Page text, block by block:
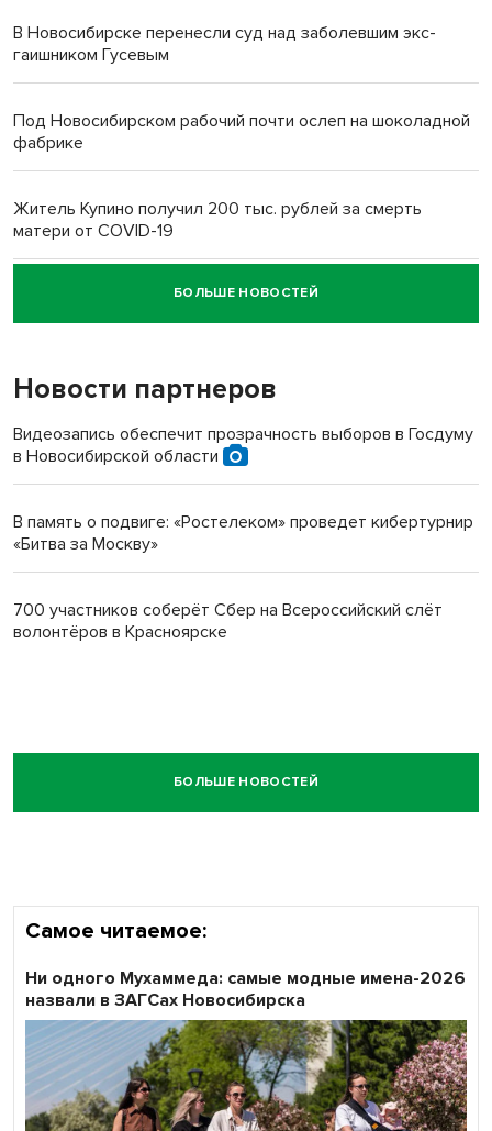
В Новосибирске перенесли суд над заболевшим экс-
гаишником Гусевым
Под Новосибирском рабочий почти ослеп на шоколадной
фабрике
Житель Купино получил 200 тыс. рублей за смерть
матери от COVID-19
Новосибирский суд наказал водителя за смерть
пенсионерки на вокзале
БОЛЬШЕ НОВОСТЕЙ
Новости партнеров
Видеозапись обеспечит прозрачность выборов в Госдуму
в Новосибирской области
В память о подвиге: «Ростелеком» проведет кибертурнир
«Битва за Москву»
700 участников соберёт Сбер на Всероссийский слёт
волонтёров в Красноярске
БОЛЬШЕ НОВОСТЕЙ
Самое читаемое:
Ни одного Мухаммеда: самые модные имена-2026
назвали в ЗАГСах Новосибирска